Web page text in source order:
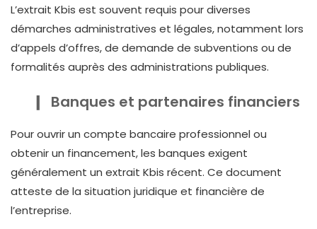
L’extrait Kbis est souvent requis pour diverses
démarches administratives et légales, notamment lors
d’appels d’offres, de demande de subventions ou de
formalités auprès des administrations publiques.
Banques et partenaires financiers
Pour ouvrir un compte bancaire professionnel ou
obtenir un financement, les banques exigent
généralement un extrait Kbis récent. Ce document
atteste de la situation juridique et financière de
l’entreprise.